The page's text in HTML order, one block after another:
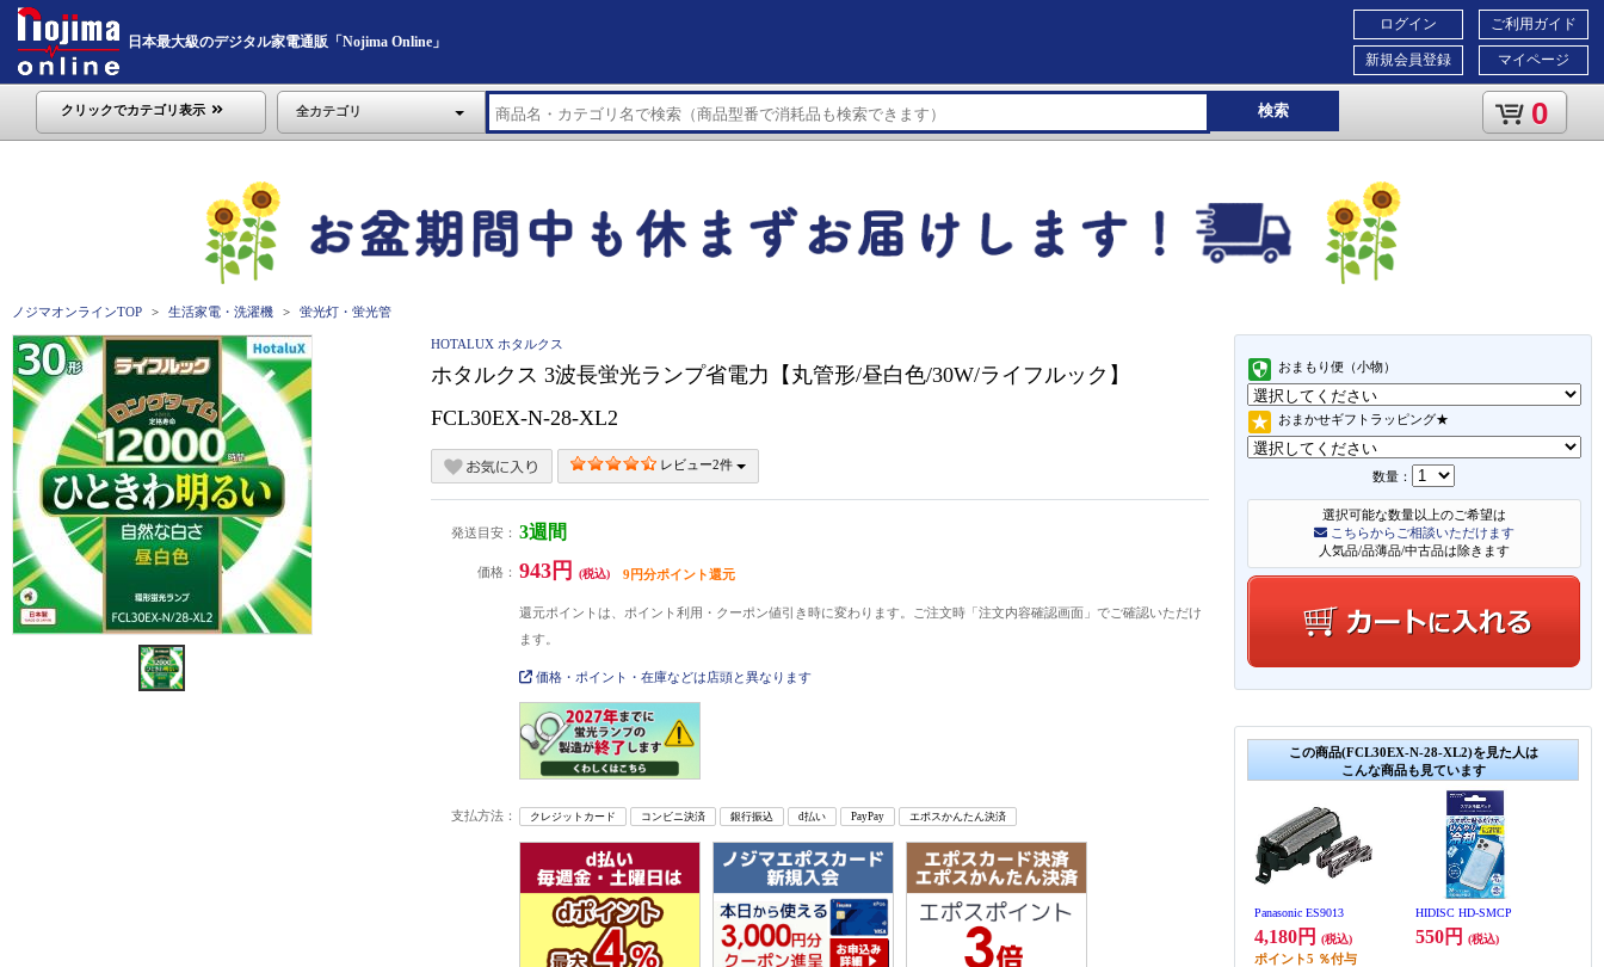
日本最大級のデジタル家電通販「Nojima Online」
ご利用ガイド
マイページ
ログイン
新規会員登録
クリックでカテゴリ表示 全カテゴリ 検索 0
ノジマオンラインTOP 生活家電・洗濯機 蛍光灯・蛍光管
おまもり便（小物）
おまかせギフトラッピング★
数量：
選択可能な数量以上のご希望は
こちらからご相談いただけます
人気品/品薄品/中古品は除きます
この商品(FCL30EX-N-28-XL2)を見た人は
こんな商品も見ています
Panasonic ES9013
4,180円 (税込)
ポイント5 ％付与
HIDISC HD-SMCP
550円 (税込)
HOTALUX ホタルクス
ホタルクス 3波長蛍光ランプ省電力【丸管形/昼白色/30W/ライフルック】
FCL30EX-N-28-XL2
レビュー2件
発送目安： 3週間
価格： 943円 (税込) 9円分ポイント還元
還元ポイントは、ポイント利用・クーポン値引き時に変わります。ご注文時「注文内容確認画面」でご確認いただけ
ます。
価格・ポイント・在庫などは店頭と異なります
支払方法： クレジットカード コンビニ決済 銀行振込 d払い PayPay エポスかんたん決済